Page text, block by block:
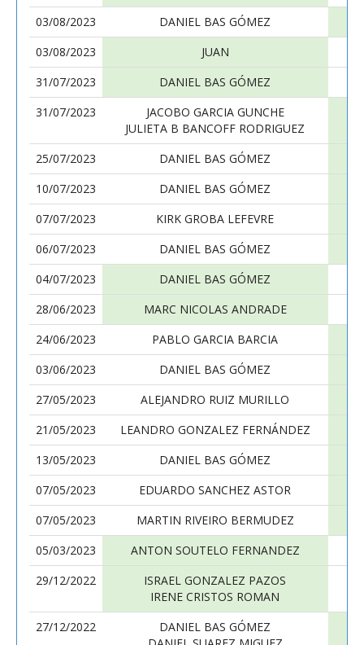
03/08/2023
DANIEL BAS GÓMEZ
03/08/2023
JUAN
31/07/2023
DANIEL BAS GÓMEZ
31/07/2023
JACOBO GARCIA GUNCHE
JULIETA B BANCOFF RODRIGUEZ
25/07/2023
DANIEL BAS GÓMEZ
10/07/2023
DANIEL BAS GÓMEZ
07/07/2023
KIRK GROBA LEFEVRE
06/07/2023
DANIEL BAS GÓMEZ
04/07/2023
DANIEL BAS GÓMEZ
28/06/2023
MARC NICOLAS ANDRADE
24/06/2023
PABLO GARCIA BARCIA
03/06/2023
DANIEL BAS GÓMEZ
27/05/2023
ALEJANDRO RUIZ MURILLO
21/05/2023
LEANDRO GONZALEZ FERNÁNDEZ
13/05/2023
DANIEL BAS GÓMEZ
07/05/2023
EDUARDO SANCHEZ ASTOR
07/05/2023
MARTIN RIVEIRO BERMUDEZ
05/03/2023
ANTON SOUTELO FERNANDEZ
29/12/2022
ISRAEL GONZALEZ PAZOS
IRENE CRISTOS ROMAN
27/12/2022
DANIEL BAS GÓMEZ